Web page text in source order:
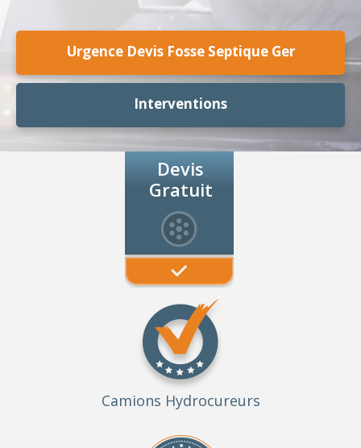
Urgence Devis Fosse Septique Ger
Interventions
Devis
Gratuit
Camions Hydrocureurs